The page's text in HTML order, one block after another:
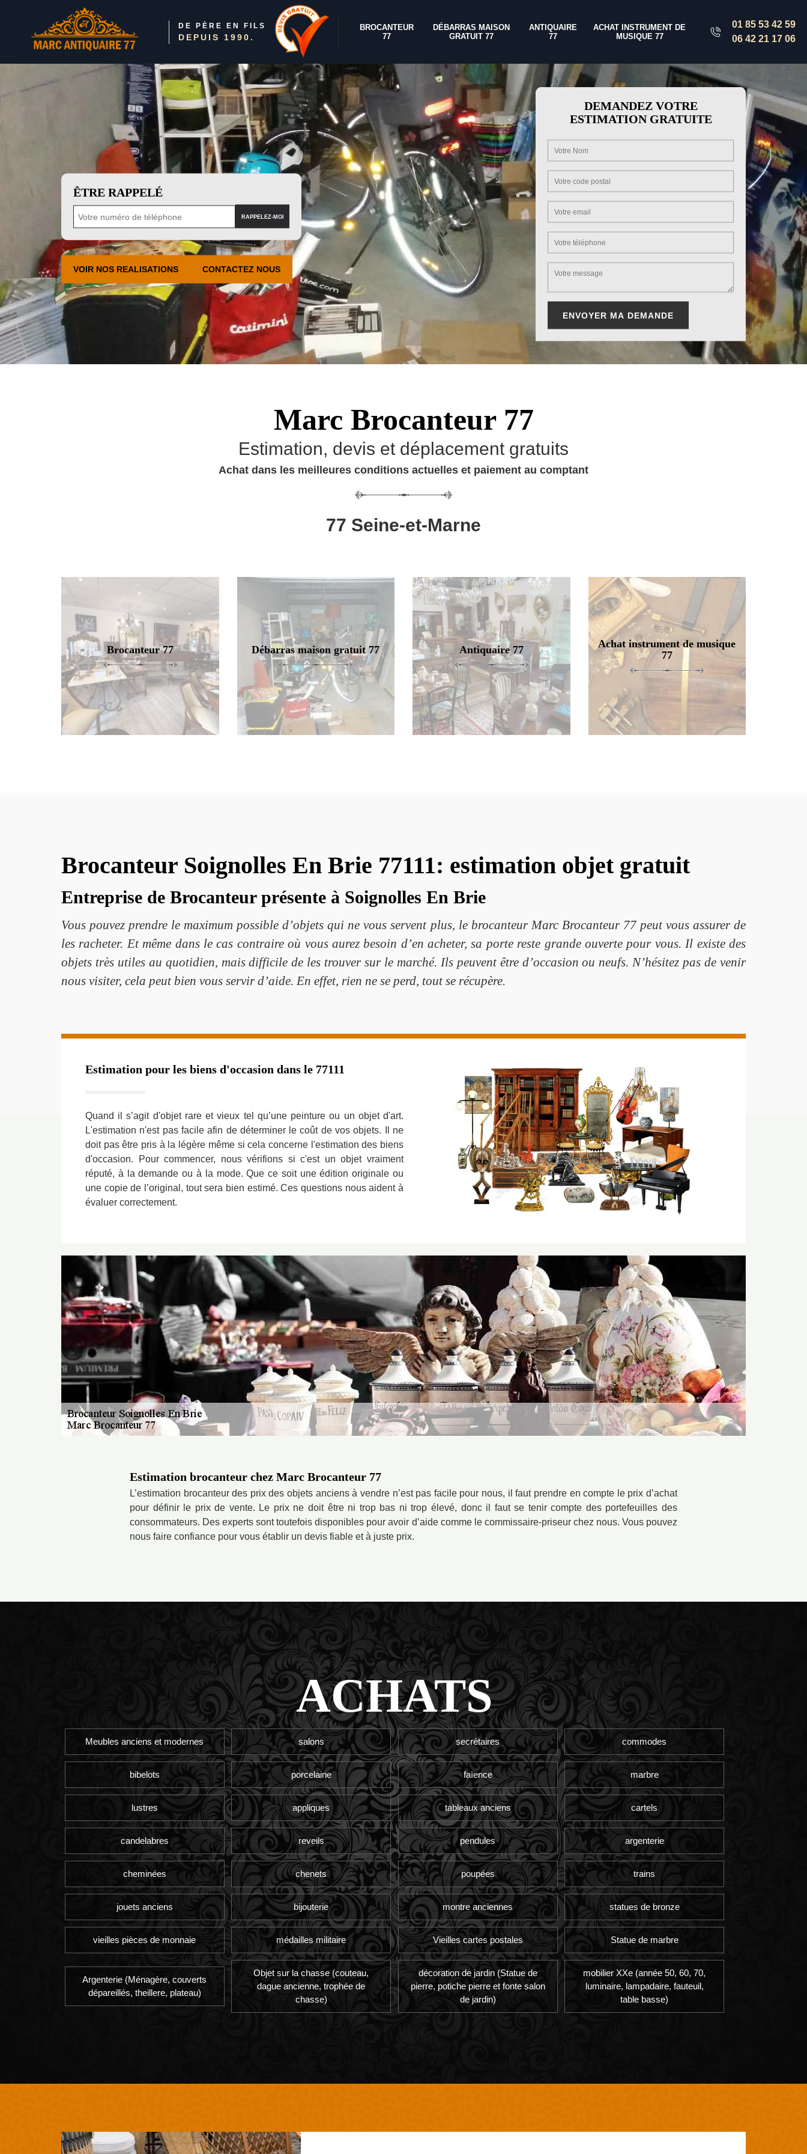
DE PÈRE EN FILS
DEPUIS 1990.
BROCANTEUR
77
DÉBARRAS MAISON
GRATUIT 77
ANTIQUAIRE
77
ACHAT INSTRUMENT DE
MUSIQUE 77
01 85 53 42 59
06 42 21 17 06
ÊTRE RAPPELÉ
VOIR NOS REALISATIONS CONTACTEZ NOUS
DEMANDEZ VOTRE
ESTIMATION GRATUITE
Marc Brocanteur 77
Estimation, devis et déplacement gratuits
Achat dans les meilleures conditions actuelles et paiement au comptant
77 Seine-et-Marne
Brocanteur 77 Débarras maison gratuit 77 Antiquaire 77
Achat instrument de musique
77
Brocanteur Soignolles En Brie 77111: estimation objet gratuit
Entreprise de Brocanteur présente à Soignolles En Brie
Vous pouvez prendre le maximum possible d’objets qui ne vous servent plus, le brocanteur Marc Brocanteur 77 peut vous assurer de
les racheter. Et même dans le cas contraire où vous aurez besoin d’en acheter, sa porte reste grande ouverte pour vous. Il existe des
objets très utiles au quotidien, mais difficile de les trouver sur le marché. Ils peuvent être d’occasion ou neufs. N’hésitez pas de venir
nous visiter, cela peut bien vous servir d’aide. En effet, rien ne se perd, tout se récupère.
Estimation pour les biens d'occasion dans le 77111
Quand il s’agit d'objet rare et vieux tel qu’une peinture ou un objet d'art.
L'estimation n'est pas facile afin de déterminer le coût de vos objets. Il ne
doit pas être pris à la légère même si cela concerne l'estimation des biens
d'occasion. Pour commencer, nous vérifions si c'est un objet vraiment
réputé, à la demande ou à la mode. Que ce soit une édition originale ou
une copie de l’original, tout sera bien estimé. Ces questions nous aident à
évaluer correctement.
Estimation brocanteur chez Marc Brocanteur 77
L’estimation brocanteur des prix des objets anciens à vendre n’est pas facile pour nous, il faut prendre en compte le prix d’achat
pour définir le prix de vente. Le prix ne doit être ni trop bas ni trop élevé, donc il faut se tenir compte des portefeuilles des
consommateurs. Des experts sont toutefois disponibles pour avoir d’aide comme le commissaire-priseur chez nous. Vous pouvez
nous faire confiance pour vous établir un devis fiable et à juste prix.
ACHATS
Meubles anciens et modernes salons secrétaires commodes
bibelots porcelaine faïence marbre
lustres appliques tableaux anciens cartels
candelabres reveils pendules argenterie
cheminées chenets poupées trains
jouets anciens bijouterie montre anciennes statues de bronze
vieilles pièces de monnaie médailles militaire Vieilles cartes postales Statue de marbre
Argenterie (Ménagère, couverts
dépareillés, theillere, plateau)
Objet sur la chasse (couteau,
dague ancienne, trophée de
chasse)
décoration de jardin (Statue de
pierre, potiche pierre et fonte salon
de jardin)
mobilier XXe (année 50, 60, 70,
luminaire, lampadaire, fauteuil,
table basse)